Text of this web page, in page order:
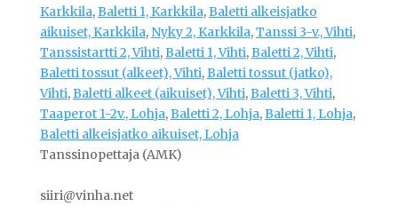
Karkkila,Baletti 1, Karkkila,Baletti alkeisjatko
aikuiset, Karkkila, Nyky 2, Karkkila,Tanssi 3-v., Vihti,
Tanssistartti 2, Vihti,Baletti 1, Vihti,Baletti 2, Vihti,
Baletti tossut (alkeet), Vihti,Baletti tossut (jatko),
Vihti,Baletti alkeet (aikuiset), Vihti,Baletti 3, Vihti,
Taaperot 1-2v., Lohja,Baletti 2, Lohja,Baletti 1, Lohja,
Baletti alkeisjatko aikuiset, Lohja
Tanssinopettaja (AMK)
siiri@vinha.net